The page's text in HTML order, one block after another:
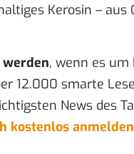
Kerosin – aus
, wenn es um
12.000 smarte
News des
kostenlos